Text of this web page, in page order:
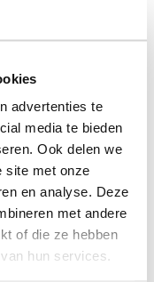
advertenties te
media te bieden
Ook delen we
site met onze
en analyse. Deze
met andere
of die ze hebben
hun services.